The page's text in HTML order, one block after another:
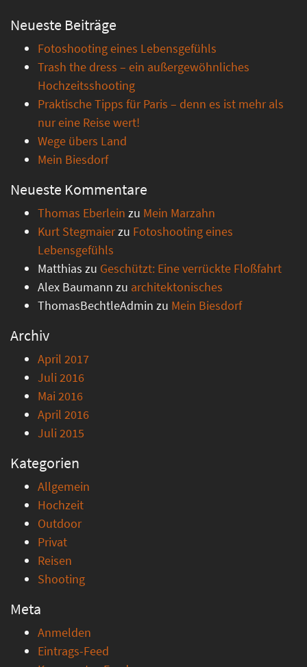
Neueste Beiträge
Fotoshooting eines Lebensgefühls
Trash the dress – ein außergewöhnliches
Hochzeitsshooting
Praktische Tipps für Paris – denn es ist mehr als
nur eine Reise wert!
Wege übers Land
Mein Biesdorf
Neueste Kommentare
Thomas Eberlein zu Mein Marzahn
Kurt Stegmaierzu Fotoshooting eines
Lebensgefühls
Matthias zu Geschützt: Eine verrückte Floßfahrt
Alex Baumann zu architektonisches
ThomasBechtleAdmin zu Mein Biesdorf
Archiv
April 2017
Juli 2016
Mai 2016
April 2016
Juli 2015
Kategorien
Allgemein
Hochzeit
Outdoor
Privat
Reisen
Shooting
Meta
Anmelden
Eintrags-Feed